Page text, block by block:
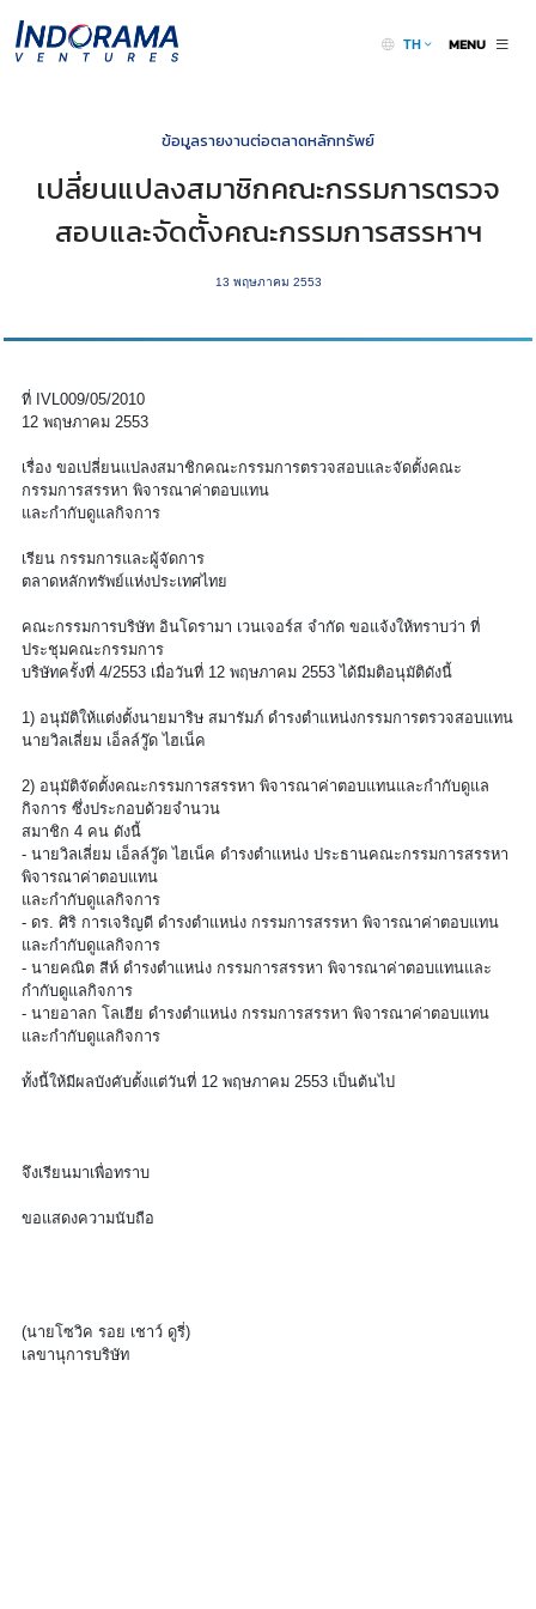
TH MENU
ข้อมูลรายงานต่อตลาดหลักทรัพย์
เปลี่ยนแปลงสมาชิกคณะกรรมการตรวจ
สอบและจัดตั้งคณะกรรมการสรรหาฯ
13 พฤษภาคม 2553
ที่ IVL009/05/2010
12 พฤษภาคม 2553
เรื่อง ขอเปลี่ยนแปลงสมาชิกคณะกรรมการตรวจสอบและจัดตั้งคณะ
กรรมการสรรหา พิจารณาค่าตอบแทน
และกำกับดูแลกิจการ
เรียน กรรมการและผู้จัดการ
ตลาดหลักทรัพย์แห่งประเทศไทย
คณะกรรมการบริษัท อินโดรามา เวนเจอร์ส จำกัด ขอแจ้งให้ทราบว่า ที่
ประชุมคณะกรรมการ
บริษัทครั้งที่ 4/2553 เมื่อวันที่ 12 พฤษภาคม 2553 ได้มีมติอนุมัติดังนี้
1) อนุมัติให้แต่งตั้งนายมาริษ สมารัมภ์ ดำรงตำแหน่งกรรมการตรวจสอบแทน
นายวิลเลี่ยม เอ็ลล์วู๊ด ไฮเน็ค
2) อนุมัติจัดตั้งคณะกรรมการสรรหา พิจารณาค่าตอบแทนและกำกับดูแล
กิจการ ซึ่งประกอบด้วยจำนวน
สมาชิก 4 คน ดังนี้
- นายวิลเลี่ยม เอ็ลล์วู๊ด ไฮเน็ค ดำรงตำแหน่ง ประธานคณะกรรมการสรรหา
พิจารณาค่าตอบแทน
และกำกับดูแลกิจการ
- ดร. ศิริ การเจริญดี ดำรงตำแหน่ง กรรมการสรรหา พิจารณาค่าตอบแทน
และกำกับดูแลกิจการ
- นายคณิต สีห์ ดำรงตำแหน่ง กรรมการสรรหา พิจารณาค่าตอบแทนและ
กำกับดูแลกิจการ
- นายอาลก โลเฮีย ดำรงตำแหน่ง กรรมการสรรหา พิจารณาค่าตอบแทน
และกำกับดูแลกิจการ
ทั้งนี้ให้มีผลบังคับตั้งแต่วันที่ 12 พฤษภาคม 2553 เป็นต้นไป
จึงเรียนมาเพื่อทราบ
ขอแสดงความนับถือ
(นายโซวิค รอย เชาว์ ดูรี่)
เลขานุการบริษัท